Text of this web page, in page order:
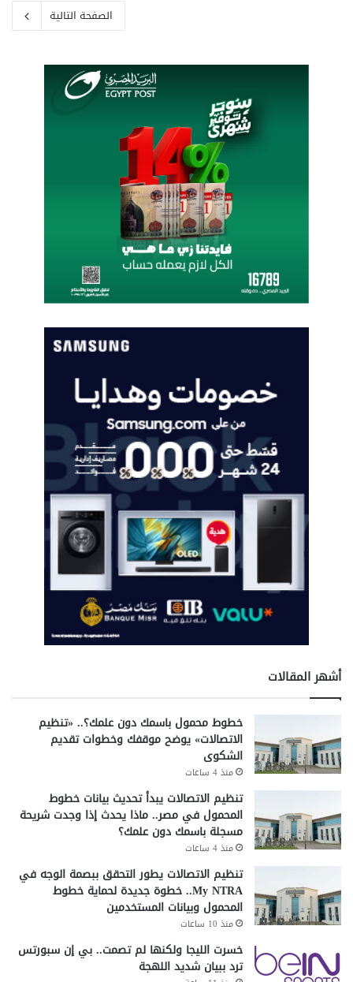
الصفحة التالية
أشهر المقالات
خطوط محمول باسمك دون علمك؟.. «تنظيم
الاتصالات» يوضح موقفك وخطوات تقديم
الشكوى
منذ 4 ساعات
تنظيم الاتصالات يبدأ تحديث بيانات خطوط
المحمول في مصر.. ماذا يحدث إذا وجدت شريحة
مسجلة باسمك دون علمك؟
منذ 4 ساعات
تنظيم الاتصالات يطور التحقق ببصمة الوجه في
My NTRA.. خطوة جديدة لحماية خطوط
المحمول وبيانات المستخدمين
منذ 10 ساعات
خسرت الليجا ولكنها لم تصمت.. بي إن سبورتس
ترد ببيان شديد اللهجة